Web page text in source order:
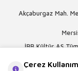
Akçaburgaz Mah.
İBB Kültür AŞ
Çerez